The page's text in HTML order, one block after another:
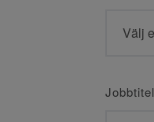
Jobbtitel